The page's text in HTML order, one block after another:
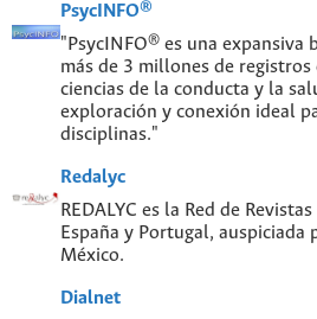
PsycINFO®
"PsycINFO® es una expansiva
más de 3 millones de
ciencias de la conducta y la
exploración y conexión ideal
disciplinas."
Redalyc
REDALYC es la Red de
España y Portugal,
México.
Dialnet